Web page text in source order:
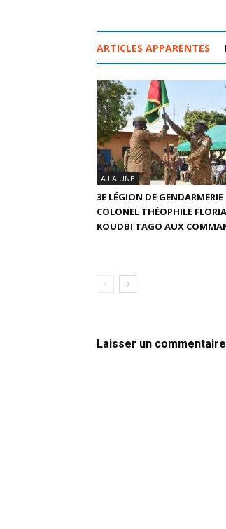
ARTICLES APPARENTES
A LA UNE
3E LÉGION DE GENDARMERIE
COLONEL THÉOPHILE
KOUDBI TAGO AUX
Laisser un commentaire